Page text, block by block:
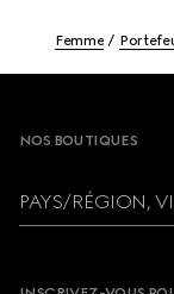
Femme
NOS BOUTIQUES
PAYS/RÉGION,